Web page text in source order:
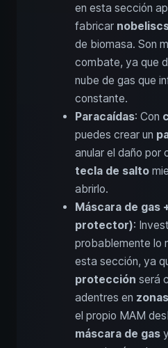
en esta sección
fabricar
de biomasa. Son
combate, ya que
nube de gas que
constante.
Paracaídas: Con
puedes crear un
anular el daño por
tecla de salto
abrirlo.
Máscara de gas
protector):
probablemente lo
esta sección, ya
protección será
adentres en
el propio MAM
máscara de gas y